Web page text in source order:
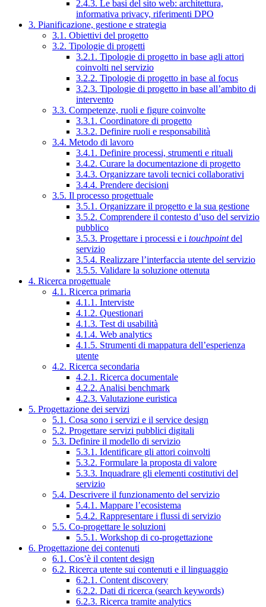
2.4.3. Le basi del sito web: architettura,
informativa privacy, riferimenti DPO
3. Pianificazione, gestione e strategia
3.1. Obiettivi del progetto
3.2. Tipologie di progetti
3.2.1. Tipologie di progetto in base agli attori
coinvolti nel servizio
3.2.2. Tipologie di progetto in base al focus
3.2.3. Tipologie di progetto in base all’ambito di
intervento
3.3. Competenze, ruoli e figure coinvolte
3.3.1. Coordinatore di progetto
3.3.2. Definire ruoli e responsabilità
3.4. Metodo di lavoro
3.4.1. Definire processi, strumenti e rituali
3.4.2. Curare la documentazione di progetto
3.4.3. Organizzare tavoli tecnici collaborativi
3.4.4. Prendere decisioni
3.5. Il processo progettuale
3.5.1. Organizzare il progetto e la sua gestione
3.5.2. Comprendere il contesto d’uso del servizio
pubblico
3.5.3. Progettare i processi e i touchpointdel
servizio
3.5.4. Realizzare l’interfaccia utente del servizio
3.5.5. Validare la soluzione ottenuta
4. Ricerca progettuale
4.1. Ricerca primaria
4.1.1. Interviste
4.1.2. Questionari
4.1.3. Test di usabilità
4.1.4. Web analytics
4.1.5. Strumenti di mappatura dell’esperienza
utente
4.2. Ricerca secondaria
4.2.1. Ricerca documentale
4.2.2. Analisi benchmark
4.2.3. Valutazione euristica
5. Progettazione dei servizi
5.1. Cosa sono i servizi e il service design
5.2. Progettare servizi pubblici digitali
5.3. Definire il modello di servizio
5.3.1. Identificare gli attori coinvolti
5.3.2. Formulare la proposta di valore
5.3.3. Inquadrare gli elementi costitutivi del
servizio
5.4. Descrivere il funzionamento del servizio
5.4.1. Mappare l’ecosistema
5.4.2. Rappresentare i flussi di servizio
5.5. Co-progettare le soluzioni
5.5.1. Workshop di co-progettazione
6. Progettazione dei contenuti
6.1. Cos’è il content design
6.2. Ricerca utente sui contenuti e il linguaggio
6.2.1. Content discovery
6.2.2. Dati di ricerca (search keywords)
6.2.3. Ricerca tramite analytics